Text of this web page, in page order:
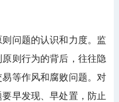
问题的认识和力度。监
则行为的背后，往往隐
等作风和腐败问题。对
早发现、早处置，防止